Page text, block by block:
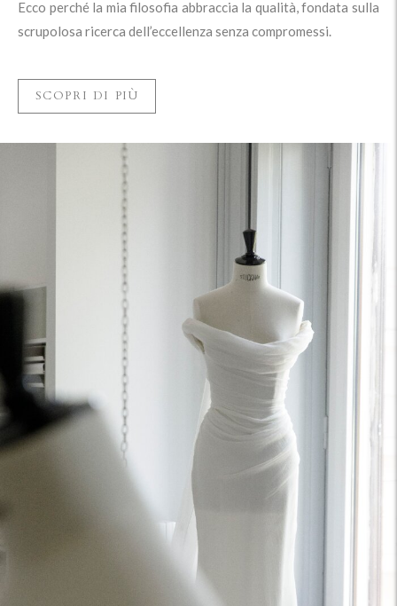
Ecco perché la miafilosofia abbraccia la qualità, fondata sulla
scrupolosa ricerca dell’eccellenza senza compromessi.
SCOPRI DI PIÙ